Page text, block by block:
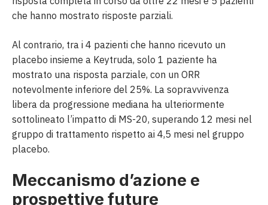
che hanno mostrato risposte parziali.
Al contrario, tra i 4 pazienti che hanno ricevuto un
placebo insieme a Keytruda, solo 1 paziente ha
mostrato una risposta parziale, con un ORR
notevolmente inferiore del 25%. La sopravvivenza
libera da progressione mediana ha ulteriormente
sottolineato l’impatto di MS-20, superando 12 mesi nel
gruppo di trattamento rispetto ai 4,5 mesi nel gruppo
placebo.
Meccanismo d’azione e
prospettive future